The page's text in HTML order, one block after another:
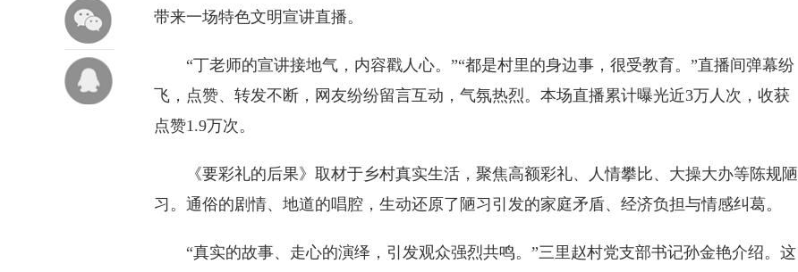
带来一场特色文明宣讲直播。
“丁老师的宣讲接地气，内容戳人心。”“都是村里的身边事，很受教育。”直播间弹幕纷
飞，点赞、转发不断，网友纷纷留言互动，气氛热烈。本场直播累计曝光近3万人次，收获
点赞1.9万次。
《要彩礼的后果》取材于乡村真实生活，聚焦高额彩礼、人情攀比、大操大办等陈规陋
习。通俗的剧情、地道的唱腔，生动还原了陋习引发的家庭矛盾、经济负担与情感纠葛。
“真实的故事、走心的演绎，引发观众强烈共鸣。”三里赵村党支部书记孙金艳介绍。这